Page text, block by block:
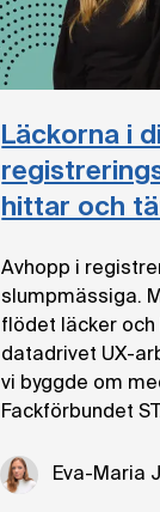
Läckorna i
hittar och
Avhopp i
slumpmässiga.
flödet läcker och
datadrivet UX-
vi byggde om
Fackförbundet
Eva-Maria